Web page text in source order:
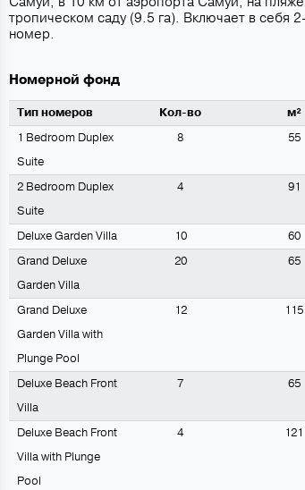
тропическом саду (9.5 га). Включает в себя
номер.
Номерной фонд
Тип номеров Кол-во м²
1 Вedroom Duplex
Suite
8 55
2 Вedroom Duplex
Suite
4 91
Deluxe Garden Villa 10 60
Grand Deluxe
Garden Villa
20 65
Grand Deluxe
Garden Villa with
Plunge Pool
12 115
Deluxe Beach Front
Villa
7 65
Deluxe Beach Front
Villa with Plunge
Pool
4 121